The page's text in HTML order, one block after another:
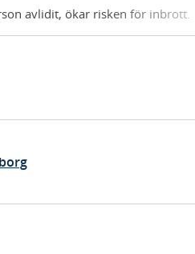
avlidit, ökar risken för inbrott.